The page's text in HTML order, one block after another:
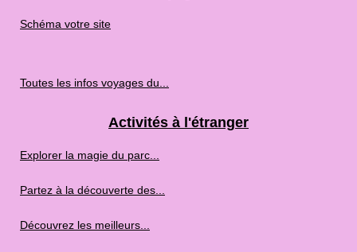
Schéma votre site
Toutes les infos voyages du...
Activités à l'étranger
Explorer la magie du parc...
Partez à la découverte des...
Découvrez les meilleurs...